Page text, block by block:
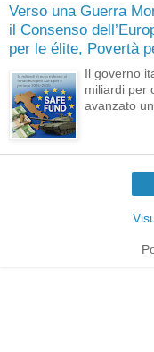
Verso una Guerra
il Consenso
per le élite, Povertà
Il governo
miliardi per
avanzato